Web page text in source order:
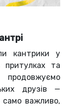
кантрики у
та
друзів —
важливо,